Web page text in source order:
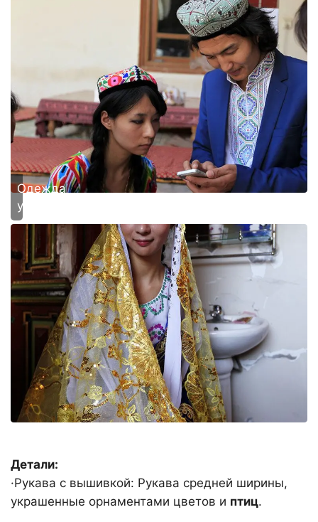
Одежда
уйгуров
Детали:
·Рукава с вышивкой: Рукава средней ширины,
украшенные орнаментами цветов и птиц.